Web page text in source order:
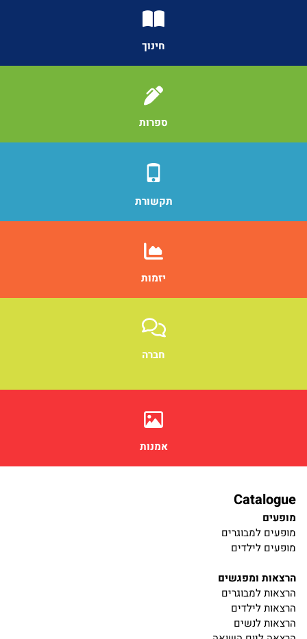
חינוך
ספרות
תקשורת
יזמות
חברה
אמנות
Catalogue
מופעים
מופעים למבוגרים
מופעים לילדים
הרצאות ומפגשים
הרצאות למבוגרים
הרצאות לילדים
הרצאות לנשים